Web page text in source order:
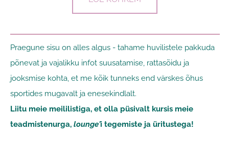
Praegune sisu on alles algus - tahame huvilistele pakkuda
põnevat ja vajalikku infot suusatamise, rattasõidu ja
jooksmise kohta, et me kõik tunneks end värskes õhus
sportides mugavalt ja enesekindlalt.
Liitu meie meililistiga, et olla püsivalt kursis meie
teadmistenurga, lounge'i tegemiste ja üritustega!